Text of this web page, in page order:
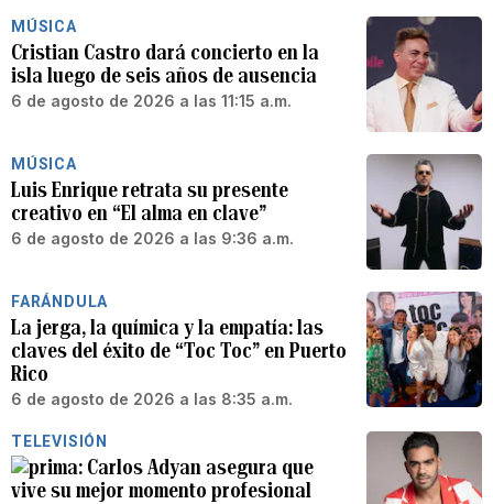
MÚSICA
Cristian Castro dará concierto en la
isla luego de seis años de ausencia
6 de agosto de 2026 a las 11:15 a.m.
MÚSICA
Luis Enrique retrata su presente
creativo en “El alma en clave”
6 de agosto de 2026 a las 9:36 a.m.
FARÁNDULA
La jerga, la química y la empatía: las
claves del éxito de “Toc Toc” en Puerto
Rico
6 de agosto de 2026 a las 8:35 a.m.
TELEVISIÓN
Carlos Adyan asegura que
vive su mejor momento profesional